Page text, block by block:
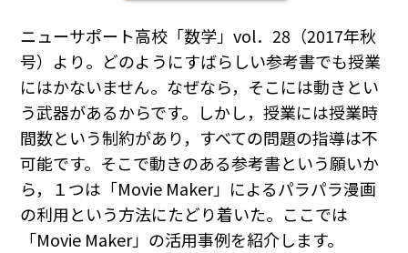
ニューサポート高校「数学」vol．28（2017年秋
号）より。どのようにすばらしい参考書でも授業
にはかないません。なぜなら，そこには動きとい
う武器があるからです。しかし，授業には授業時
間数という制約があり，すべての問題の指導は不
可能です。そこで動きのある参考書という願いか
ら，１つは「Movie Maker」によるパラパラ漫画
の利用という方法にたどり着いた。ここでは
「Movie Maker」の活用事例を紹介します。